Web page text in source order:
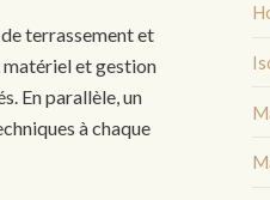
terrassement et
et gestion
En parallèle, un
à chaque